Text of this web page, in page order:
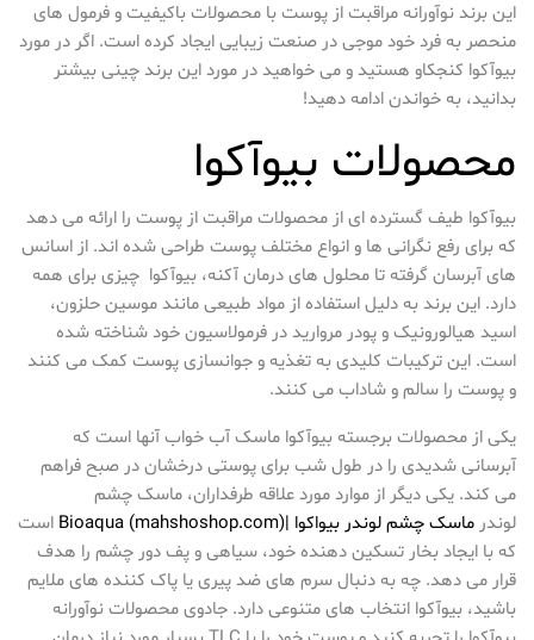
این برند نوآورانه مراقبت از پوست با محصولات باکیفیت و فرمول های
منحصر به فرد خود موجی در صنعت زیبایی ایجاد کرده است. اگر در مورد
بیوآکوا کنجکاو هستید و می خواهید در مورد این برند چینی بیشتر
بدانید، به خواندن ادامه دهید!
محصولات بیوآکوا
بیوآکوا طیف گسترده ای از محصولات مراقبت از پوست را ارائه می دهد
که برای رفع نگرانی ها و انواع مختلف پوست طراحی شده اند. از اسانس
های آبرسان گرفته تا محلول های درمان آکنه، بیوآکوا چیزی برای همه
دارد. این برند به دلیل استفاده از مواد طبیعی مانند موسین حلزون،
اسید هیالورونیک و پودر مروارید در فرمولاسیون خود شناخته شده
است. این ترکیبات کلیدی به تغذیه و جوانسازی پوست کمک می کنند
و پوست را سالم و شاداب می کنند.
یکی از محصولات برجسته بیوآکوا ماسک آب خواب آنها است که
آبرسانی شدیدی را در طول شب برای پوستی درخشان در صبح فراهم
می کند. یکی دیگر از موارد مورد علاقه طرفداران، ماسک چشم
لوندرماسک چشم لوندر بیواکوا |Bioaqua (mahshoshop.com)
است
که با ایجاد بخار تسکین دهنده خود، سیاهی و پف دور چشم را هدف
قرار می دهد. چه به دنبال سرم های ضد پیری یا پاک کننده های ملایم
باشید، بیوآکوا انتخاب های متنوعی دارد. جادوی محصولات نوآورانه